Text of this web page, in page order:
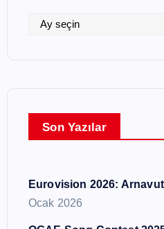
l
Son Yazılar
Eurovision 2026:
Ocak 2026